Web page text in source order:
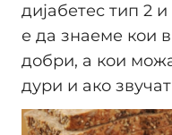
дијабетес тип 2
е да знаеме кои
добри, а кои
дури и ако звучат